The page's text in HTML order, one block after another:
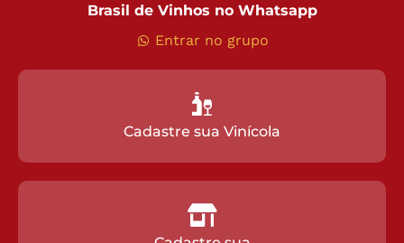
Brasil de Vinhos no Whatsapp
Entrar no grupo
Cadastre sua Vinícola